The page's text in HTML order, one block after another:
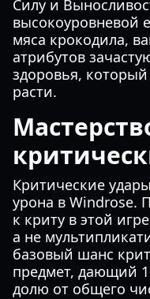
Силу и
высокоуровневой
мяса крокодила,
атрибутов
здоровья, который
расти.
Критические
урона в Windrose.
к криту в этой
а не
базовый шанс
предмет, дающий
долю от общего